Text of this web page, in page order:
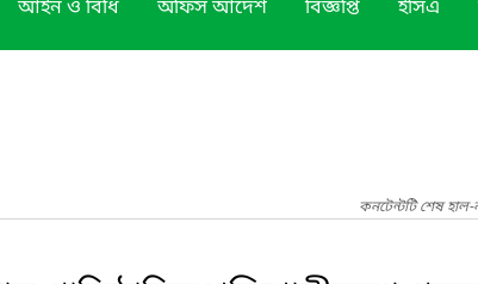
আইন ও বিধি অফিস আদেশ বিজ্ঞপ্তি ইসিএ
কনটেন্টটি শেষ